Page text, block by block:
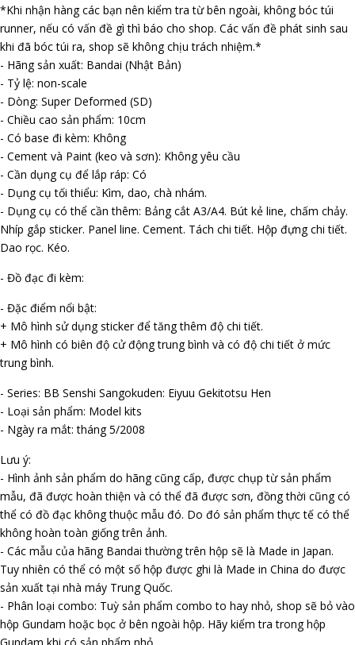
*Khi nhận hàng các bạn nên kiểm tra từ bên ngoài, không bóc túi
runner, nếu có vấn đề gì thì báo cho shop. Các vấn đề phát sinh sau
khi đã bóc túi ra, shop sẽ không chịu trách nhiệm.*
- Hãng sản xuất: Bandai (Nhật Bản)
- Tỷ lệ: non-scale
- Dòng: Super Deformed (SD)
- Chiều cao sản phẩm: 10cm
- Có base đi kèm: Không
- Cement và Paint (keo và sơn): Không yêu cầu
- Cần dụng cụ để lắp ráp: Có
- Dụng cụ tối thiểu: Kìm, dao, chà nhám.
- Dụng cụ có thể cần thêm: Bảng cắt A3/A4. Bút kẻ line, chấm chảy.
Nhíp gắp sticker. Panel line. Cement. Tách chi tiết. Hộp đựng chi tiết.
Dao rọc. Kéo.
- Đồ đạc đi kèm:
- Đặc điểm nổi bật:
+ Mô hình sử dụng sticker để tăng thêm độ chi tiết.
+ Mô hình có biên độ cử động trung bình và có độ chi tiết ở mức
trung bình.
- Series: BB Senshi Sangokuden: Eiyuu Gekitotsu Hen
- Loại sản phẩm: Model kits
- Ngày ra mắt: tháng 5/2008
Lưu ý:
- Hình ảnh sản phẩm do hãng cũng cấp, được chụp từ sản phẩm
mẫu, đã được hoàn thiện và có thể đã được sơn, đồng thời cũng có
thể có đồ đạc không thuộc mẫu đó. Do đó sản phẩm thực tế có thể
không hoàn toàn giống trên ảnh.
- Các mẫu của hãng Bandai thường trên hộp sẽ là Made in Japan.
Tuy nhiên có thể có một số hộp được ghi là Made in China do được
sản xuất tại nhà máy Trung Quốc.
- Phân loại combo: Tuỳ sản phẩm combo to hay nhỏ, shop sẽ bỏ vào
hộp Gundam hoặc bọc ở bên ngoài hộp. Hãy kiểm tra trong hộp